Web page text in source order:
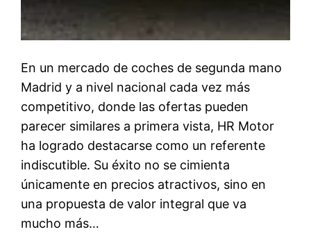
En un mercado de coches de segunda mano
Madrid y a nivel nacional cada vez más
competitivo, donde las ofertas pueden
parecer similares a primera vista, HR Motor
ha logrado destacarse como un referente
indiscutible. Su éxito no se cimienta
únicamente en precios atractivos, sino en
una propuesta de valor integral que va
mucho más…